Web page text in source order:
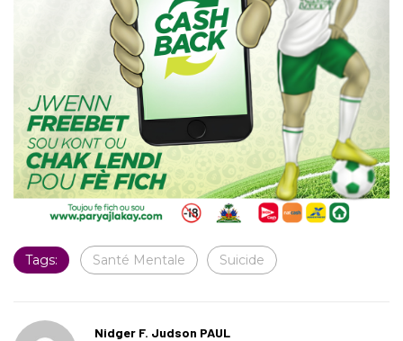
Tags: Santé Mentale Suicide
Nidger F. Judson PAUL